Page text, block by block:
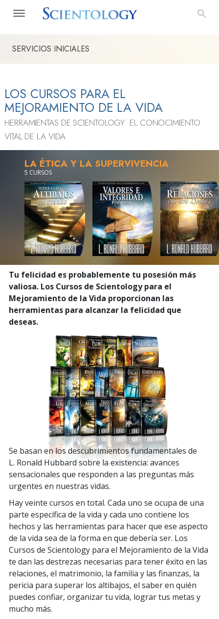
SERVICIOS INICIALES
LOS CURSOS PARA EL
MEJORAMIENTO DE LA VIDA
HERRAMIENTAS DE SCIENTOLOGY: EL CONOCIMIENTO
VITAL DE LA VIDA
LA ÉTICA Y LA SUPERVIVENCIA
5 CURSOS
Tu felicidad es probablemente tu posesión más
valiosa. Los Cursos de Scientology para el
Mejoramiento de la Vida proporcionan las
herramientas para alcanzar la felicidad que
deseas.
Se basan en los descubrimientos fundamentales de
L. Ronald Hubbard sobre la existencia: avances
sensacionales que responden a las preguntas más
urgentes en nuestras vidas.
Hay veinte cursos en total. Cada uno se ocupa de una
parte específica de la vida y cada uno contiene los
hechos y las herramientas para hacer que ese aspecto
de la vida sea de la forma en que debería ser. Los
Cursos de Scientology para el Mejoramiento de la Vida
te dan las destrezas necesarias para tener éxito en las
relaciones, el matrimonio, la familia y las finanzas, la
pericia para superar los altibajos, el saber en quién
puedes confiar, organizar tu vida, lograr tus metas y
mucho más.